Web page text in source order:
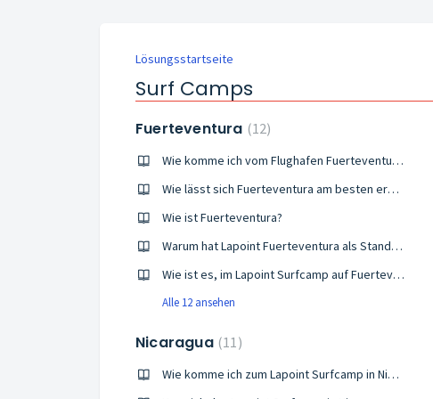
Lösungsstartseite
Surf Camps
Fuerteventura 12
Wie komme ich vom Flughafen Fuerteventura zum Lapoint Surfcamp?
Wie lässt sich Fuerteventura am besten erkunden?
Wie ist Fuerteventura?
Warum hat Lapoint Fuerteventura als Standort für ein Surfcamp ausgewählt?
Wie ist es, im Lapoint Surfcamp auf Fuerteventura zu übernachten?
Alle 12 ansehen
Nicaragua 11
Wie komme ich zum Lapoint Surfcamp in Nicaragua?